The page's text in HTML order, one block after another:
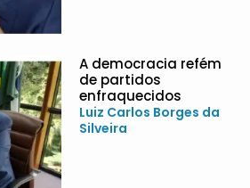
A democracia refém
de partidos
enfraquecidos
Luiz Carlos Borges da
Silveira